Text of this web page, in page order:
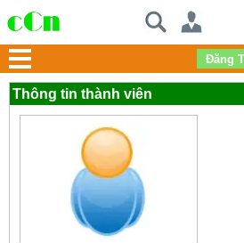
Thông tin thành viên